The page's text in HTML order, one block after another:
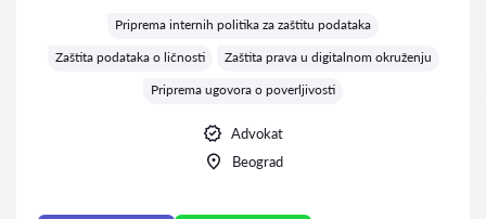
Priprema internih politika za zaštitu podataka
Zaštita podataka o ličnosti
Zaštita prava u digitalnom okruženju
Priprema ugovora o poverljivosti
Advokat
Beograd